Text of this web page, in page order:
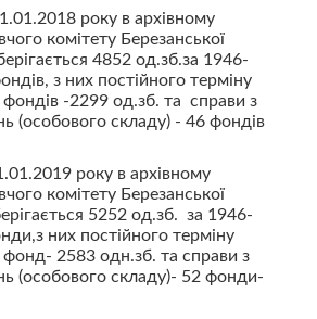
року в архівному
комітету Березанської
4852 од.зб.за 1946-
з них постійного терміну
фондів -2299 од.зб. та справи з
(особового складу) - 46 фондів
року в архівному
комітету Березанської
5252 од.зб. за 1946-
них постійного терміну
фонд- 2583 одн.зб. та справи з
(особового складу)- 52 фонди-